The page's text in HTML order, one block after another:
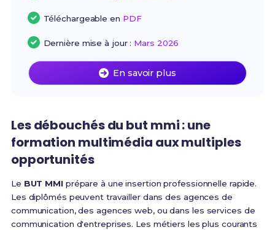
Téléchargeable en PDF
Dernière mise à jour : Mars 2026
En savoir plus
Les débouchés du but mmi : une
formation multimédia aux multiples
opportunités
Le BUT MMIprépare à une insertion professionnelle rapide.
Les diplômés peuvent travailler dans des agences de
communication, des agences web, ou dans les services de
communication d'entreprises. Les métiers les plus courants